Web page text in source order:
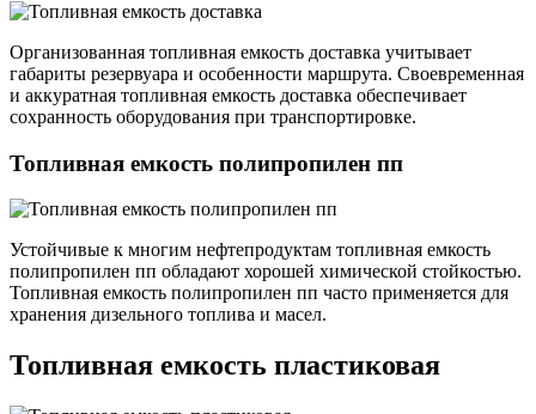
Организованная топливная емкость доставка учитывает
габариты резервуара и особенности маршрута. Своевременная
и аккуратная топливная емкость доставка обеспечивает
сохранность оборудования при транспортировке.
Топливная емкость полипропилен пп
Устойчивые к многим нефтепродуктам топливная емкость
полипропилен пп обладают хорошей химической стойкостью.
Топливная емкость полипропилен пп часто применяется для
хранения дизельного топлива и масел.
Топливная емкость пластиковая